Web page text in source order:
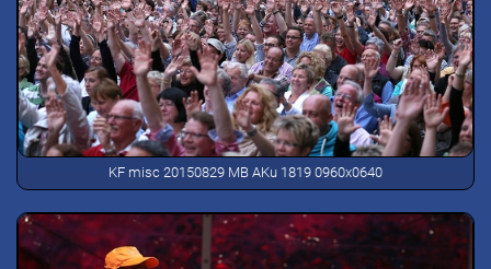
KF misc 20150829 MB AKu 1819 0960x0640